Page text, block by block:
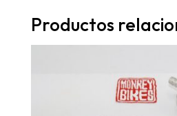
Productos